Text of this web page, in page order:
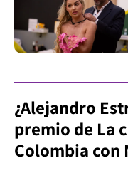
¿Alejandro
premio de La
Colombia con